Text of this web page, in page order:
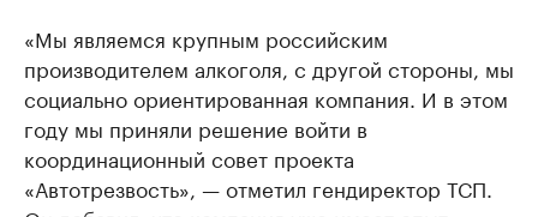
«Мы являемся крупным российским
производителем алкоголя, с другой стороны, мы
социально ориентированная компания. И в этом
году мы приняли решение войти в
координационный совет проекта
«Автотрезвость», — отметил гендиректор ТСП.